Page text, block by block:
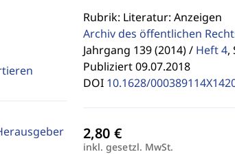
Rubrik: Literatur: Anzeigen
Archiv des öffentlichen
Jahrgang 139 (2014) / Heft 4,
Publiziert 09.07.2018
DOI 10.1628/
inkl. gesetzl. MwSt.